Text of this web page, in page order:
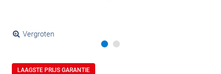
Vergroten
LAAGSTE PRIJS GARANTIE